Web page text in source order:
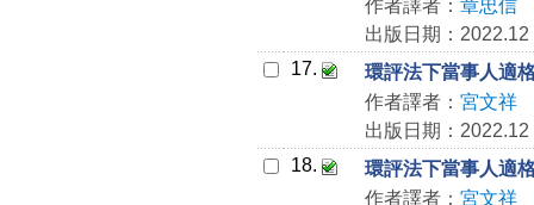
作者譯者： 章忠信
出版日期：2022.12
17.
環評法下當事人適
作者譯者： 宮文祥
出版日期：2022.12
18.
環評法下當事人適
作者譯者： 宮文祥